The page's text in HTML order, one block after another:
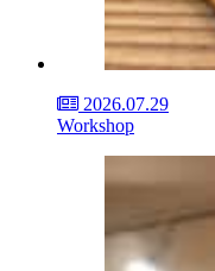
2026.07.29
Workshop